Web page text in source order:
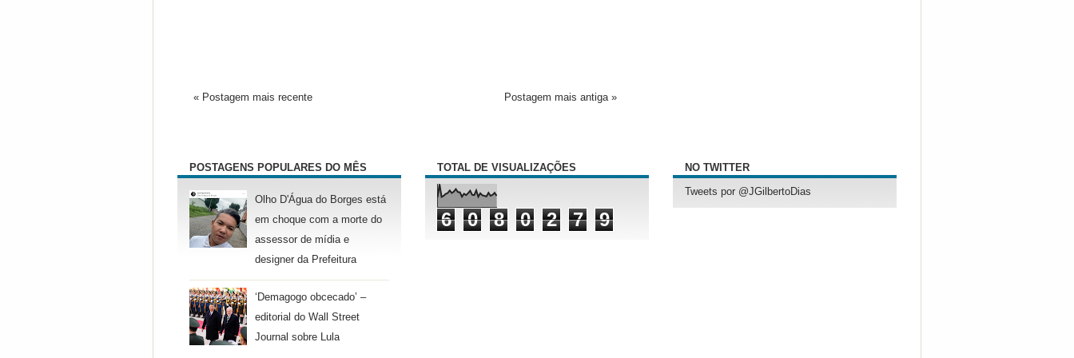
« Postagem mais recente Postagem mais antiga »
POSTAGENS POPULARES DO MÊS
Olho D'Água do Borges está
em choque com a morte do
assessor de mídia e
designer da Prefeitura
‘Demagogo obcecado’ –
editorial do Wall Street
Journal sobre Lula
TOTAL DE VISUALIZAÇÕES
6 0 8 0 2 7 9
NO TWITTER
Tweets por @JGilbertoDias